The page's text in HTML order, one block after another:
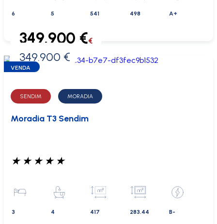
6 5 541 498 A+
0 €
349.900 €€
349.900 €
VENDA
SENDIM MORADIA
Moradia T3 Sendim
★ ★ ★ ★ ★
3 4 417 283.44 B-